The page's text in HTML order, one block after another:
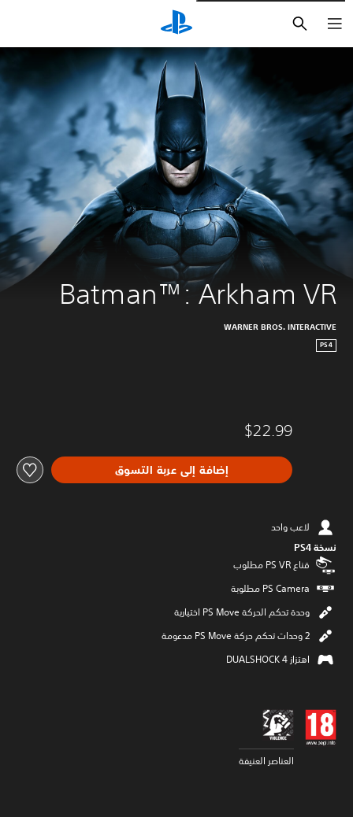
Batman™:‎ Arkham VR
WARNER BROS. INTERACTIVE
PS4
$22.99
إضافة إلى عربة التسوق
لاعب واحد
نسخة PS4‏
قناع PS VR مطلوب
وحدة تحكم الحركة PS Move اختيارية
2 وحدات تحكم حركة PS Move مدعومة
اهتزاز DUALSHOCK 4‏
العناصر العنيفة